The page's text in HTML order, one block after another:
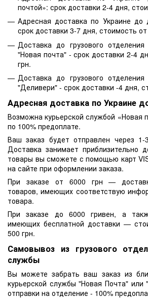
почтой»: срок доставки 2-4 дня,
Адресная доставка по Украине до
срок доставки 3-7 дня, стоимость от
Доставка до грузового
"Новая почта" - срок доставки 2-4
грн.
Доставка до грузового
"Деливери" - срок доставки -4 дня,
Адресная доставка по Украине
Возможна курьерской службой «Новая
по 100% предоплате.
Ваш заказ будет отправлен через 1-
Доставка занимает приблизительно
товары вы сможете с помощью карт
на сайте при оформлении заказа.
При заказе от 6000 грн —
товаров, имеющих соответствую
товара.
При заказе до 6000 гривен, а
имеющих бесплатной доставки —
500 грн.
Самовывоз из грузового
службы
Вы можете забрать ваш заказ из
курьерской службы "Новая Почта" или
отправки на отделение - 100%